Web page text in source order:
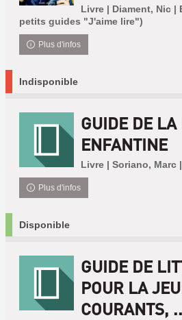
Livre | Diament, Nic |
petits guides "J'aime lire")
Plus d'infos
Indisponible
GUIDE DE
ENFANTINE
Livre | Soriano, Marc
Plus d'infos
Disponible
GUIDE DE
POUR LA
COURANTS,